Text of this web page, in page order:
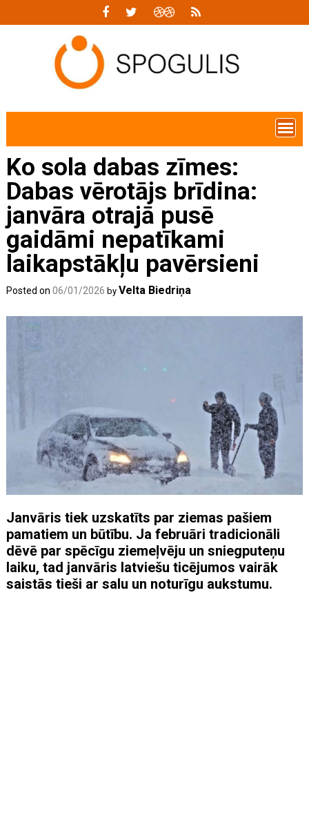
Ko sola dabas zīmes:
Dabas vērotājs brīdina:
janvāra otrajā pusē
gaidāmi nepatīkami
laikapstākļu pavērsieni
Posted on06/01/2026 byVelta Biedriņa
Janvāris tiek uzskatīts par ziemas pašiem
pamatiem un būtību. Ja februāri tradicionāli
dēvē par spēcīgu ziemeļvēju un sniegputeņu
laiku, tad janvāris latviešu ticējumos vairāk
saistās tieši ar salu un noturīgu aukstumu.